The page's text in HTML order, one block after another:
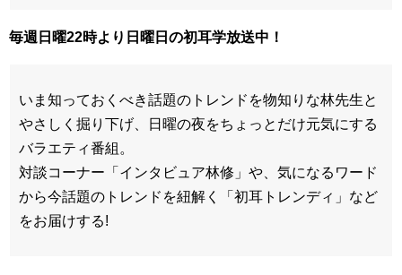
毎週日曜22時より日曜日の初耳学放送中！
いま知っておくべき話題のトレンドを物知りな林先生と
やさしく掘り下げ、日曜の夜をちょっとだけ元気にする
バラエティ番組。
対談コーナー「インタビュア林修」や、気になるワード
から今話題のトレンドを紐解く「初耳トレンディ」など
をお届けする!